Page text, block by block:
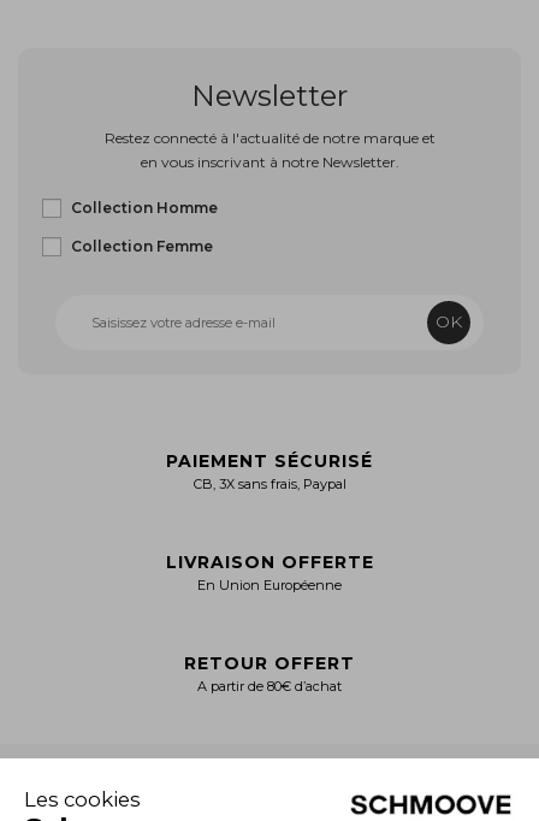
Newsletter
Restez connecté à l'actualité de notre marque et
en vous inscrivant à notre Newsletter.
Collection Homme
Collection Femme
OK
PAIEMENT SÉCURISÉ
CB, 3X sans frais, Paypal
LIVRAISON OFFERTE
En Union Européenne
RETOUR OFFERT
A partir de 80€ d’achat
NOTRE CATALOGUE +